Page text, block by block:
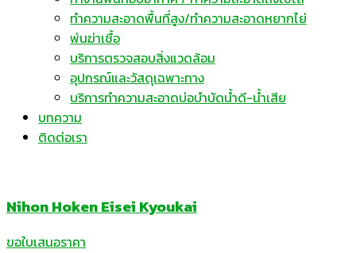
ทำความสะอาดพื้นที่สูง/ทำความสะอาดหยากไย่
พ่นฆ่าเชื้อ
บริการตรวจสอบสิ่งแวดล้อม
อุปกรณ์และวัสดุเฉพาะทาง
บริการทำความสะอาดบ่อบำบัดน้ำดี-น้ำเสีย
บทความ
ติดต่อเรา
Nihon Hoken Eisei Kyoukai
ขอใบเสนอราคา